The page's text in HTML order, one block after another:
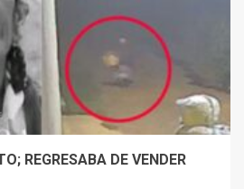
REGRESABA DE VENDER